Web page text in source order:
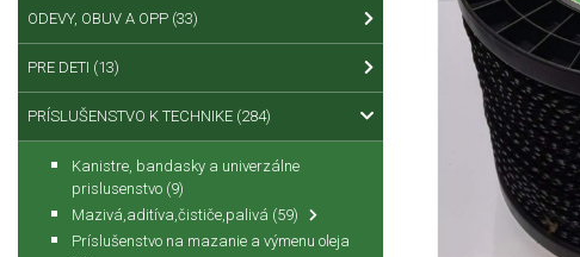
ODEVY, OBUV A OPP (33)
PRE DETI (13)
PRÍSLUŠENSTVO K TECHNIKE (284)
Kanistre, bandasky a univerzálne
prislusenstvo (9)
Mazivá,aditíva,čističe,palivá (59)
Príslušenstvo na mazanie a výmenu oleja